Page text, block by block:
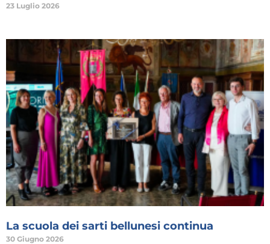
23 Luglio 2026
La scuola dei sarti bellunesi continua
30 Giugno 2026